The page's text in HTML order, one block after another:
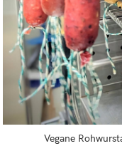
Vegane